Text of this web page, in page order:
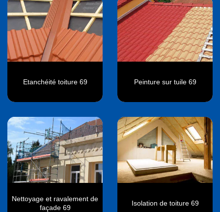
Etanchéité toiture 69 Peinture sur tuile 69
Nettoyage et ravalement de
façade 69
Isolation de toiture 69